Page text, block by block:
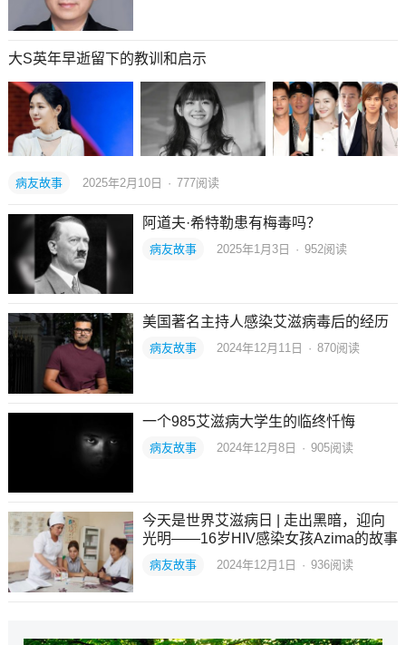
大S英年早逝留下的教训和启示
病友故事 2025年2月10日 · 777阅读
阿道夫·希特勒患有梅毒吗？
病友故事 2025年1月3日 · 952阅读
美国著名主持人感染艾滋病毒后的经历
病友故事 2024年12月11日 · 870阅读
一个985艾滋病大学生的临终忏悔
病友故事 2024年12月8日 · 905阅读
今天是世界艾滋病日 | 走出黑暗，迎向
光明——16岁HIV感染女孩Azima的故事
病友故事 2024年12月1日 · 936阅读